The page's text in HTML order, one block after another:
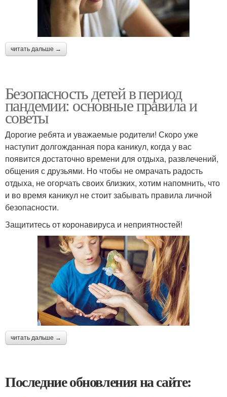
читать дальше →
Безопасность детей в период
пандемии: основные правила и
советы
Дорогие ребята и уважаемые родители! Скоро уже
наступит долгожданная пора каникул, когда у вас
появится достаточно времени для отдыха, развлечений,
общения с друзьями. Но чтобы не омрачать радость
отдыха, не огорчать своих близких, хотим напомнить, что
и во время каникул не стоит забывать правила личной
безопасности.
Защититесь от коронавируса и неприятностей!
читать дальше →
Последние обновления на сайте: